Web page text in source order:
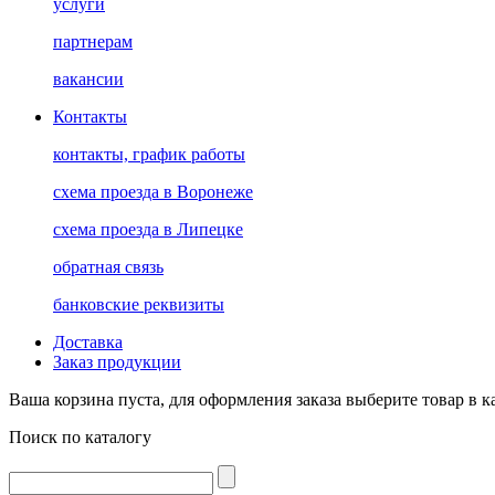
услуги
партнерам
вакансии
Контакты
контакты, график работы
схема проезда в Воронеже
схема проезда в Липецке
обратная связь
банковские реквизиты
Доставка
Заказ продукции
Ваша корзина пуста, для оформления заказа выберите товар в
Поиск по каталогу